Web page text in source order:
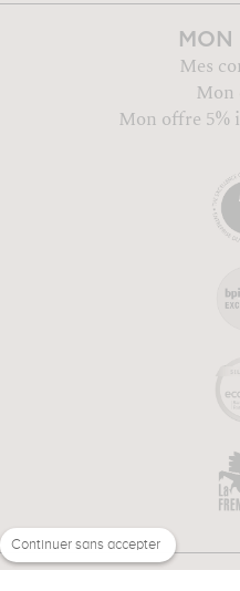
MON
Mes
Mon
Mon offre 5%
Continuer sans accepter